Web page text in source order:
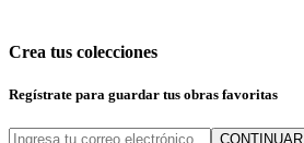
Crea tus colecciones
Regístrate para guardar tus obras favoritas
CONTINUAR